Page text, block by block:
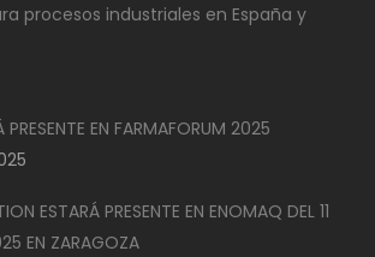
procesos industriales en España y
PRESENTE EN FARMAFORUM 2025
ESTARÁ PRESENTE EN ENOMAQ DEL 11
EN ZARAGOZA